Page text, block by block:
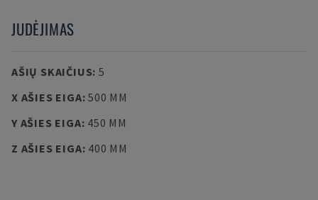
JUDĖJIMAS
AŠIŲ SKAIČIUS: 5
X AŠIES EIGA:500 MM
Y AŠIES EIGA: 450 MM
Z AŠIES EIGA: 400 MM